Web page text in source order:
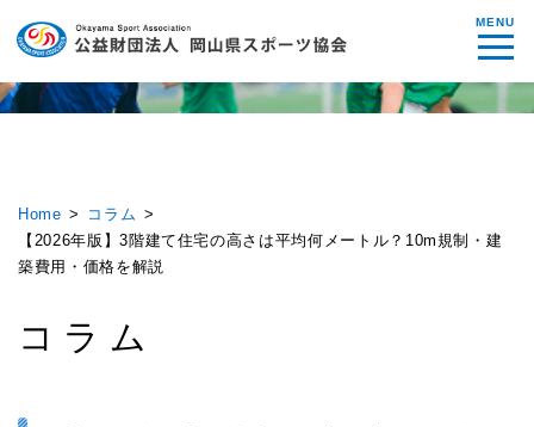
MENU
Home
コラム
【2026年版】3階建て住宅の高さは平均何メートル？10m規制・建
築費用・価格を解説
コラム